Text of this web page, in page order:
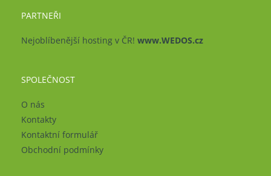
PARTNEŘI
Nejoblíbenější hosting v ČR! www.WEDOS.cz
SPOLEČNOST
O nás
Kontakty
Kontaktní formulář
Obchodní podmínky